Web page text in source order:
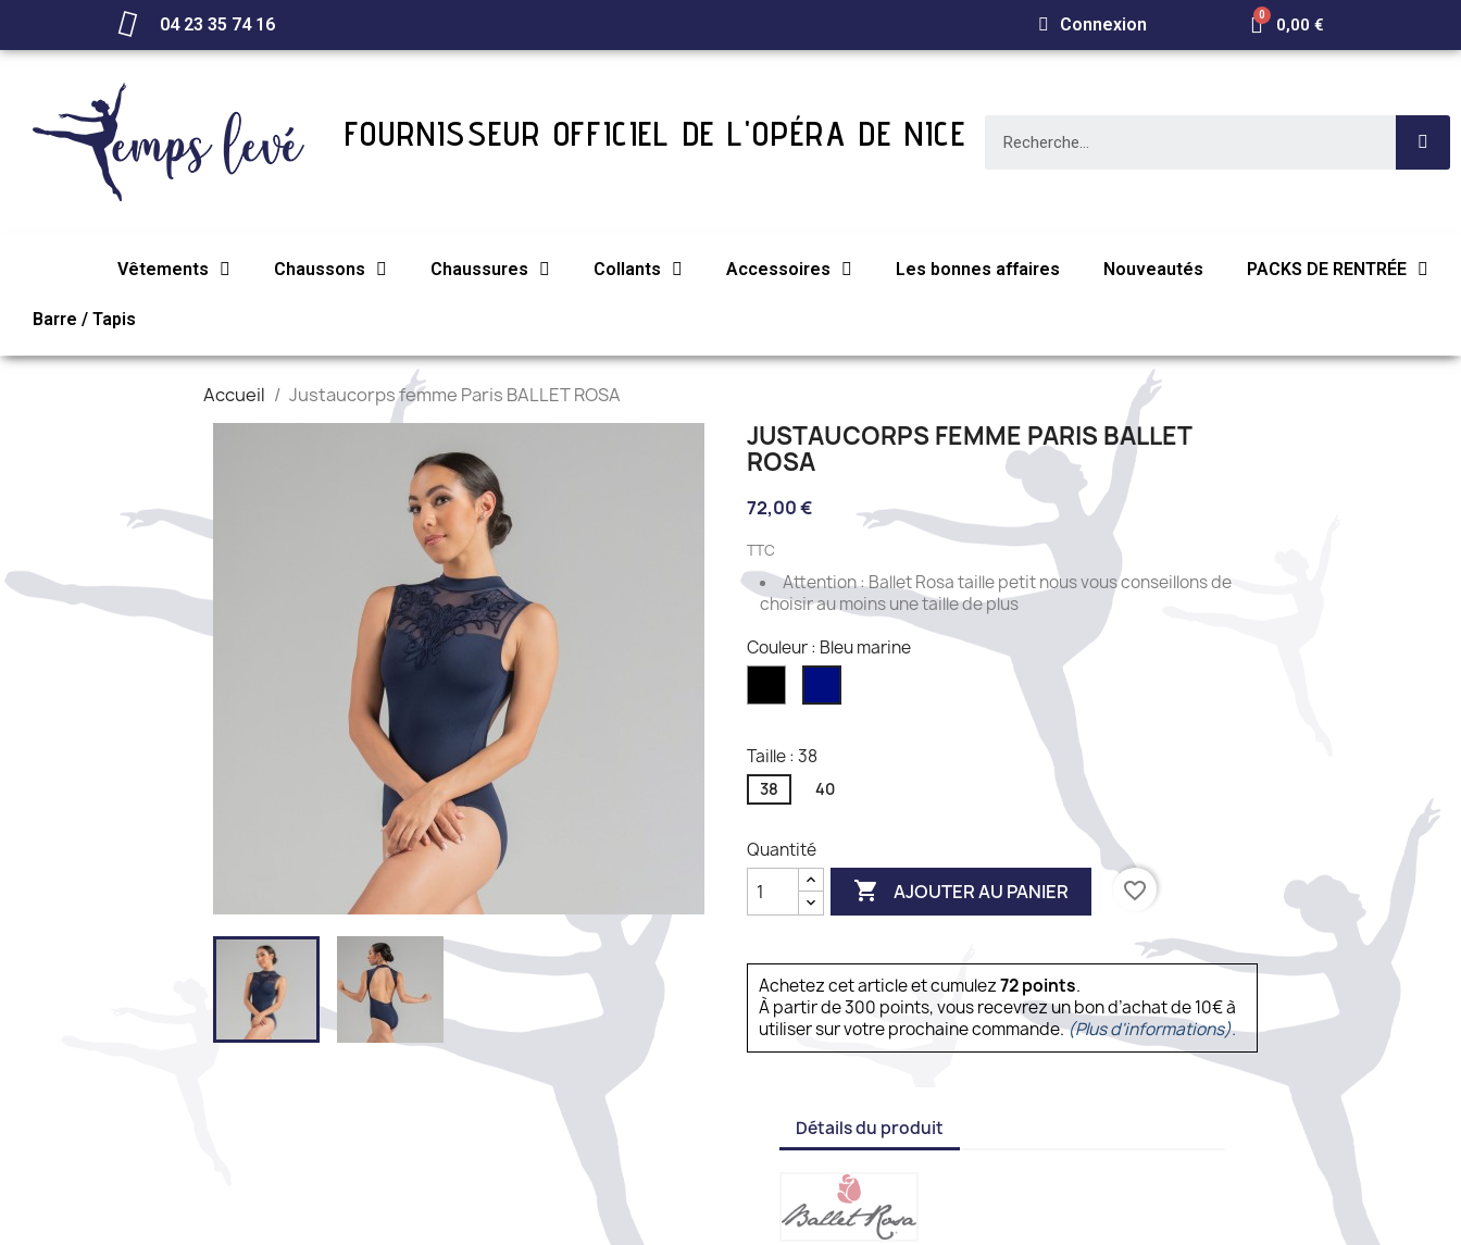
04 23 35 74 16 Connexion 0,00 €
FOURNISSEUR OFFICIEL DE L'OPÉRA DE NICE
Vêtements Chaussons Chaussures Collants Accessoires Les bonnes affaires Nouveautés PACKS DE RENTRÉE
Barre / Tapis
Accueil Justaucorps femme Paris BALLET ROSA
JUSTAUCORPS FEMME PARIS BALLET
ROSA
72,00 €
TTC
Attention : Ballet Rosa taille petit nous vous conseillons de
choisir au moins une taille de plus
Couleur : Bleu marine
marine
Taille : 38
38 40
Quantité
 AJOUTER AU PANIER favorite_border
Achetez cet article et cumulez72points.
À partir de 300 points, vous recevrez un bon d’achat de 10€ à
utiliser sur votre prochaine commande.(Plus d'informations).
Détails du produit